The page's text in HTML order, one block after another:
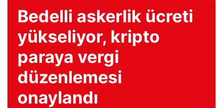
Bedelli askerlik ücreti
yükseliyor, kripto
paraya vergi
düzenlemesi
onaylandı